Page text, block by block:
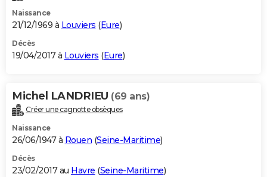
Naissance
21/12/1969 à Louviers (Eure)
Décès
19/04/2017 à Louviers (Eure)
Michel LANDRIEU (69 ans)
Créer une cagnotte obsèques
Naissance
26/06/1947 à Rouen (Seine-Maritime)
Décès
23/02/2017 au Havre (Seine-Maritime)